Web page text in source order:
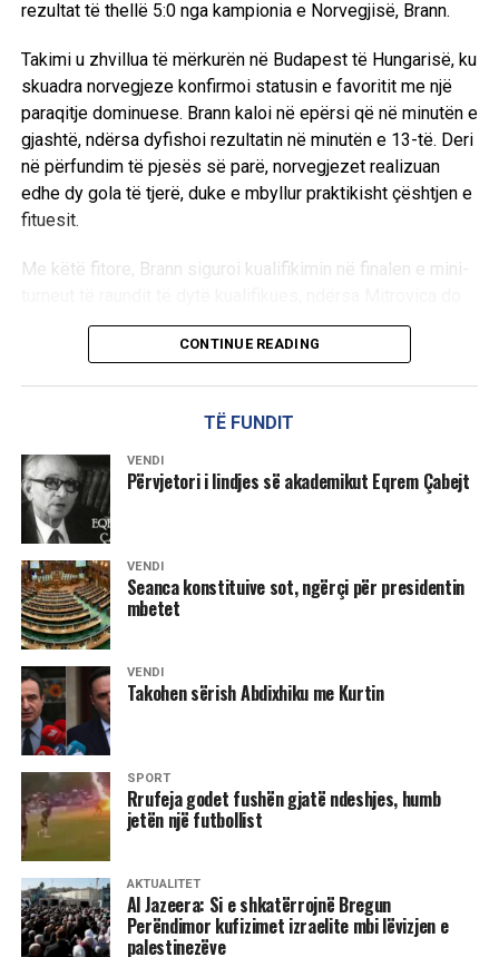
rezultat të thellë 5:0 nga kampionia e Norvegjisë, Brann.
Takimi u zhvillua të mërkurën në Budapest të Hungarisë, ku
skuadra norvegjeze konfirmoi statusin e favoritit me një
paraqitje dominuese. Brann kaloi në epërsi që në minutën e
gjashtë, ndërsa dyfishoi rezultatin në minutën e 13-të. Deri
në përfundim të pjesës së parë, norvegjezet realizuan
edhe dy gola të tjerë, duke e mbyllur praktikisht çështjen e
fituesit.
Me këtë fitore, Brann siguroi kualifikimin në finalen e mini-
të luajë të shtunën ndeshjen për vendin e tretë ndaj
humbësit të përballjes mes Ferencvaroshit të Hungarisë
Për skuadrën kosovare, kjo sfidë ka rëndësi të madhe,
pasi një fitore do t’i siguronte vazhdimin e garave
evropiane në raundin e parë kualifikues të UEFA Europa
Cup për femra, niveli i dytë kontinental për klube. Në rast
humbjeje, Mitrovica do ta përfundojë aventurën evropiane
për këtë edicion.
Brann konsiderohej kundërshtari më i vështirë i mundshëm
në këtë fazë të garës. Kampionia norvegjeze, fituese e dy
titujve kombëtarë, e nisi garimin evropian pikërisht nga
raundi i dytë, ndërsa Mitrovica kishte kaluar me sukses
raundin e parë kualifikues, duke mposhtur fillimisht Zimbru
Chisinau të Moldavisë me rezultat 10:0 dhe më pas
kampionen e Bullgarisë, Ludogorets, me shifrat 2:0.
Megjithatë, niveli shumë më i lartë i konkurrencës në
raundin e dytë u reflektua qartë në ndeshjen ndaj Brannit,
drejt fazës së ardhshme.
D.L
CONTINUE READING
TË FUNDIT
VENDI
Përvjetori i lindjes së akademikut Eqrem Çabejt
VENDI
Seanca konstituive sot, ngërçi për presidentin
mbetet
VENDI
Takohen sërish Abdixhiku me Kurtin
SPORT
Rrufeja godet fushën gjatë ndeshjes, humb
jetën një futbollist
AKTUALITET
Al Jazeera: Si e shkatërrojnë Bregun
Perëndimor kufizimet izraelite mbi lëvizjen e
palestinezëve